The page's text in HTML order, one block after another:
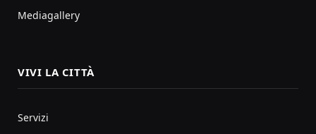
Mediagallery
VIVI LA CITTÀ
Servizi